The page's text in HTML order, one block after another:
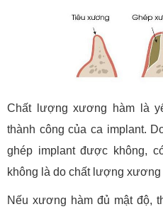
Chất lượng xương hàm là
thành công của ca implant.
ghép implant được không,
không là do chất lượng xương
Nếu xương hàm đủ mật độ,